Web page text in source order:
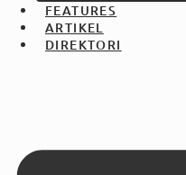
FEATURES
ARTIKEL
DIREKTORI